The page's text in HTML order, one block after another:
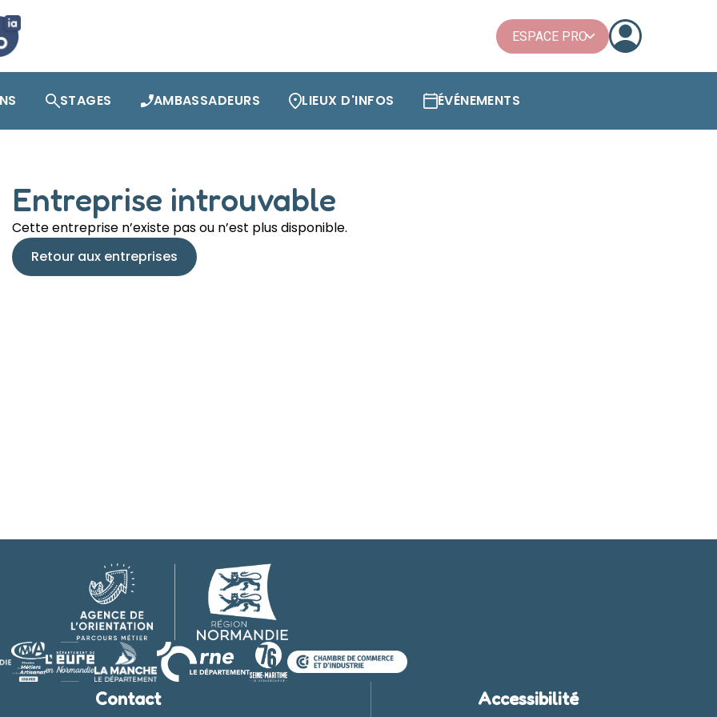
ESPACE PRO
STAGES AMBASSADEURS LIEUX D'INFOS ÉVÉNEMENTS
Entreprise introuvable
Cette entreprise n’existe pas ou n’est plus disponible.
Retour aux entreprises
Contact Accessibilité